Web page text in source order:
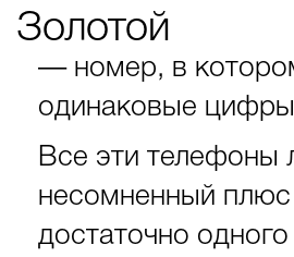
Золотой
— номер, в
одинаковые
Все эти телефоны
несомненный
достаточно